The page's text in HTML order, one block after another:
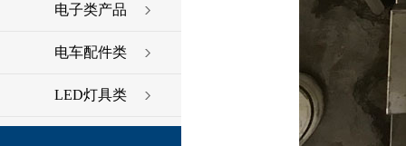
电子类产品
电车配件类
LED灯具类